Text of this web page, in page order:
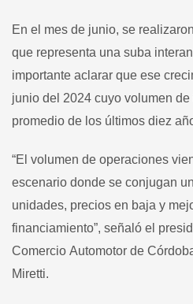
En el mes de junio, se
que representa una suba
importante aclarar que ese
junio del 2024 cuyo volumen de
promedio de los últimos diez
“El volumen de operaciones
escenario donde se conjugan
unidades, precios en baja y
financiamiento”, señaló el
Comercio Automotor de
Miretti.